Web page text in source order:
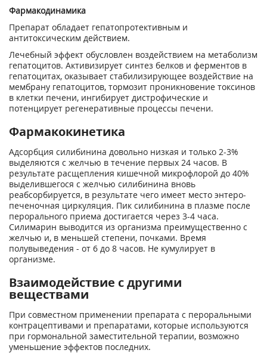
Фармакодинамика
Препарат обладает гепатопротективным и
антитоксическим действием.
Лечебный эффект обусловлен воздействием на метаболизм
гепатоцитов. Активизирует синтез белков и ферментов в
гепатоцитах, оказывает стабилизирующее воздействие на
мембрану гепатоцитов, тормозит проникновение токсинов
в клетки печени, ингибирует дистрофические и
потенцирует регенеративные процессы печени.
Фармакокинетика
Адсорбция силибинина довольно низкая и только 2-3%
выделяются с желчью в течение первых 24 часов. В
результате расщепления кишечной микрофлорой до 40%
выделившегося с желчью силибинина вновь
реабсорбируется, в результате чего имеет место энтеро-
печеночная циркуляция. Пик силибинина в плазме после
перорального приема достигается через 3-4 часа.
Силимарин выводится из организма преимущественно с
желчью и, в меньшей степени, почками. Время
полувыведения - от 6 до 8 часов. Не кумулирует в
организме.
Взаимодействие с другими
веществами
При совместном применении препарата с пероральными
контрацептивами и препаратами, которые используются
при гормональной заместительной терапии, возможно
уменьшение эффектов последних.